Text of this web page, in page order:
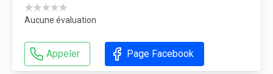
★★★★★
Aucune évaluation
Appeler Page Facebook